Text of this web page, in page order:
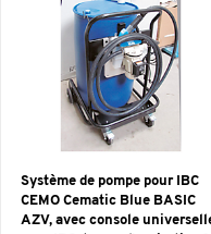
Système de pompe pour IBC
CEMO Cematic Blue BASIC
AZV, avec console